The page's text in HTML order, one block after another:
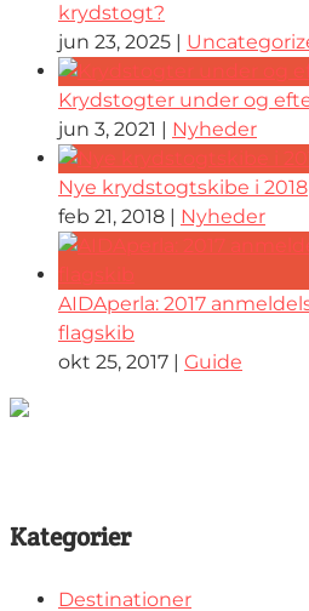
krydstogt?
jun 23, 2025 |
Krydstogter under og
jun 3, 2021 | Nyheder
Nye krydstogtskibe i 2018
feb 21, 2018 | Nyheder
AIDAperla: 2017
flagskib
okt 25, 2017 | Guide
Kategorier
Destinationer